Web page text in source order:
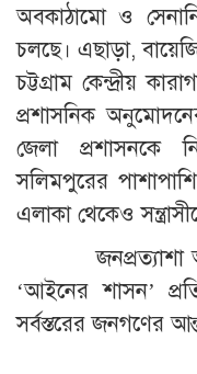
অবকাঠামো ও
চলছে। এছাড়া,
চট্টগ্রাম কেন্দ্রীয়
প্রশাসনিক
জেলা প্রশাসনকে
সলিমপুরের
এলাকা থেকেও
জনপ্রত্যাশা
‘আইনের শাসন’
সর্বস্তরের জনগণের